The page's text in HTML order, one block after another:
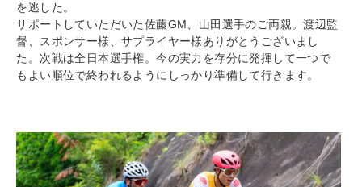
を逃した。
サポートしていただいた佐藤GM、山田選手のご両親。渡辺監
督、スポンサー様、サプライヤー様ありがとうございまし
た。次戦は全日本選手権。今の実力を存分に発揮して一つで
もよい順位で終われるようにしっかり準備して行きます。